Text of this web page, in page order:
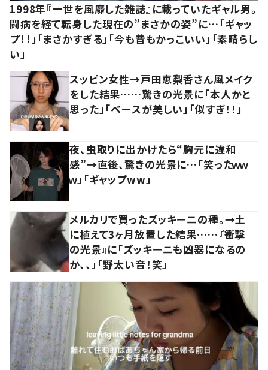
1998年『一世を風靡した雑誌』に載っていたギャル男。
闘病を経て転身した現在の”まさかの姿”に…「ギャッ
プ！！」「まさかすぎる」「今も昔もかっこいい」「素晴らし
い」
スッピン女性→戸田恵梨香さん風メイク
をした結果……驚きの光景に「本人かと
思った」「ベースが美しい」「似すぎ！！」
夜、虫取りに出かけたら“胸元に違和
感”→直後、驚きの光景に…「笑ったｗｗ
ｗ」「ギャップww」
メルカリで買ったズッキーニの種。→土
に植えて3ヶ月放置した結果……『衝撃
の光景』に「ズッキーニも凶器になるの
か、、」「野太い音！笑」